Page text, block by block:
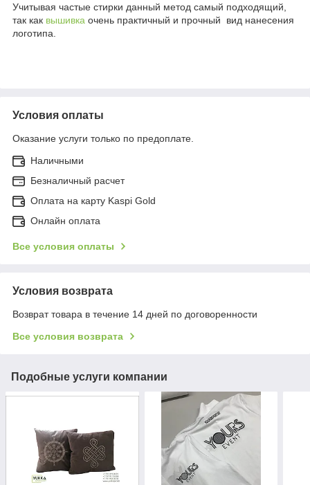
Учитывая частые стирки данный метод самый подходящий,
так как вышивка очень практичный и прочный вид нанесения
логотипа.
Условия оплаты
Оказание услуги только по предоплате.
Наличными
Безналичный расчет
Оплата на карту Kaspi Gold
Онлайн оплата
Все условия оплаты
Условия возврата
Возврат товара в течение 14 дней по договоренности
Все условия возврата
Подобные услуги компании